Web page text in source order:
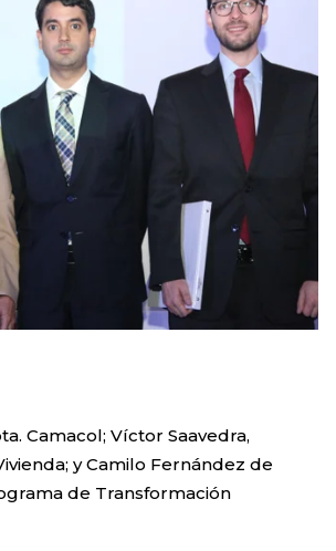
Camacol; Víctor Saavedra,
y Camilo Fernández de
de Transformación